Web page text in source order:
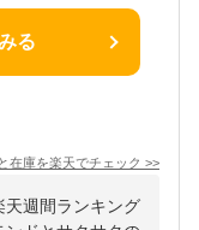
る
在庫を楽天でチェック >>
天週間ランキング